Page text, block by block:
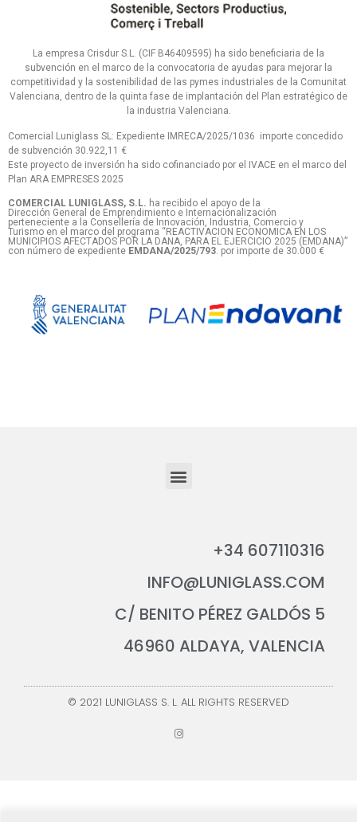
La empresa Crisdur S.L. (CIF B46409595) ha sido beneficiaria de la
subvención en el marco de la convocatoria de ayudas para mejorar la
competitividad y la sostenibilidad de las pymes industriales de la Comunitat
Valenciana, dentro de la quinta fase de implantación del Plan estratégico de
la industria Valenciana.
Comercial Luniglass SL: Expediente IMRECA/2025/1036 importe concedido
de subvención 30.922,11 €
Este proyecto de inversión ha sido cofinanciado por el IVACE en el marco del
Plan ARA EMPRESES 2025
COMERCIAL LUNIGLASS, S.L. ha recibido el apoyo de la
Dirección General de Emprendimiento e Internacionalización
perteneciente a la Consellería de Innovación, Industria, Comercio y
Turismo en el marco del programa “REACTIVACION ECONOMICA EN LOS
MUNICIPIOS AFECTADOS POR LA DANA, PARA EL EJERCICIO 2025 (EMDANA)”
con número de expediente EMDANA/2025/793 . por importe de 30.000 €
+34 607110316
INFO@LUNIGLASS.COM
C/ BENITO PÉREZ GALDÓS 5
46960 ALDAYA, VALENCIA
© 2021 LUNIGLASS S. L. ALL RIGHTS RESERVED